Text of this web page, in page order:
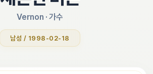
Vernon · 가수
남성 / 1998-02-18